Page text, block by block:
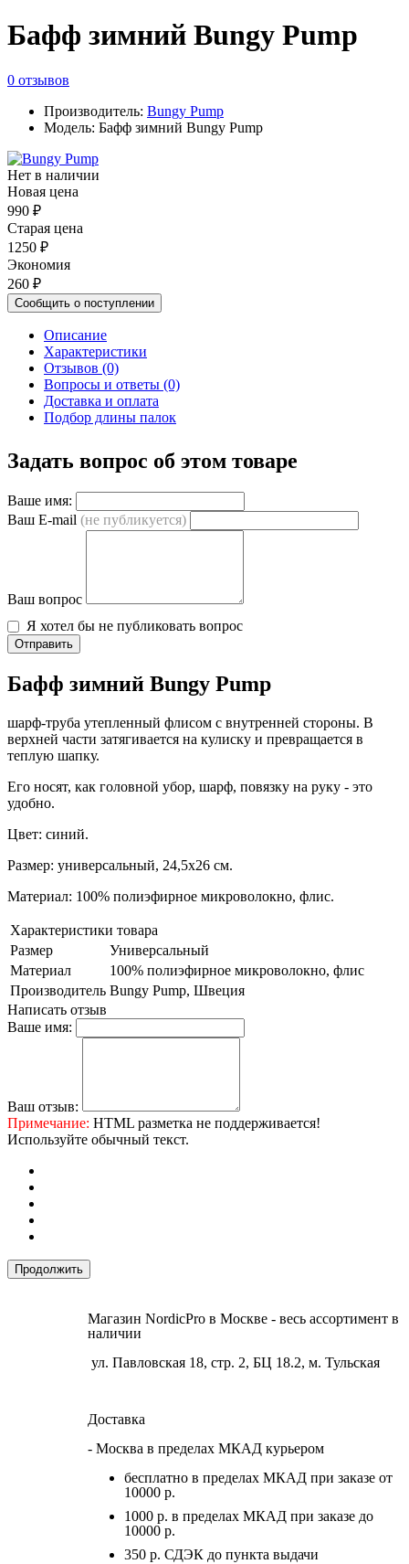
Бафф зимний Bungy Pump
0 отзывов
Производитель: Bungy Pump
Модель: Бафф зимний Bungy Pump
Нет в наличии
Новая цена
990 ₽
Старая цена
1250 ₽
Экономия
260 ₽
Сообщить о поступлении
Описание
Характеристики
Отзывов (0)
Вопросы и ответы (0)
Доставка и оплата
Подбор длины палок
Задать вопрос об этом товаре
Ваше имя:
Ваш E-mail (не публикуется)
Ваш вопрос
Я хотел бы не публиковать вопрос
Отправить
Бафф зимний Bungy Pump
шарф-труба утепленный флисом с внутренней стороны. В
верхней части затягивается на кулиску и превращается в
теплую шапку.
Его носят, как головной убор, шарф, повязку на руку - это
удобно.
Цвет: синий.
Размер: универсальный, 24,5х26 см.
Материал: 100% полиэфирное микроволокно, флис.
Характеристики товара
Размер
Универсальный
Материал
100% полиэфирное микроволокно, флис
Производитель Bungy Pump, Швеция
Написать отзыв
Ваше имя:
Ваш отзыв:
Примечание: HTML разметка не поддерживается!
Используйте обычный текст.
Продолжить
Магазин NordicPro в Москве - весь ассортимент в
наличии
ул. Павловская 18, стр. 2, БЦ 18.2, м. Тульская
Доставка
- Москва в пределах МКАД курьером
бесплатно в пределах МКАД при заказе от
10000 р.
1000 р. в пределах МКАД при заказе до
10000 р.
350 р. СДЭК до пункта выдачи